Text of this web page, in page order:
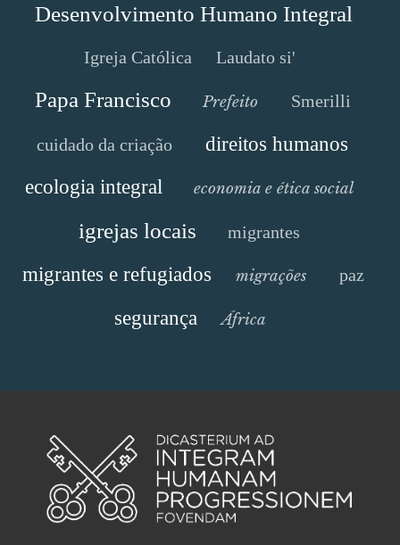
Desenvolvimento Humano Integral
Igreja Católica Laudato si'
Papa Francisco Prefeito Smerilli
cuidado da criação
direitos humanos
ecologia integral
economia e ética social
igrejas locais migrantes
migrantes e refugiados migrações paz
segurança África